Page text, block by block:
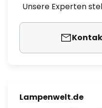
Unsere Experten
Lampenwelt.de